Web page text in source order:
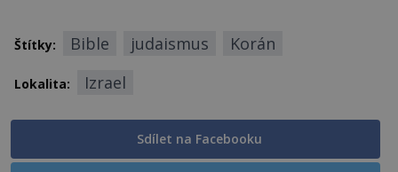
Štítky: Bible judaismus Korán
Lokalita: Izrael
Sdílet na Facebooku